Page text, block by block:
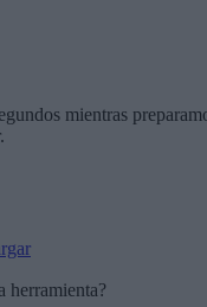
mientras
herramienta?